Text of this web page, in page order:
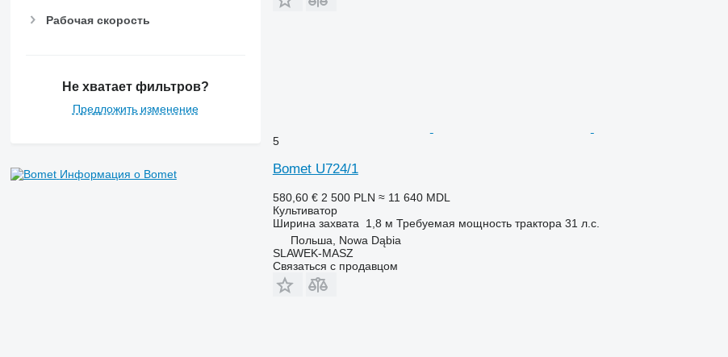
Рабочая скорость
Не хватает фильтров?
Предложить изменение
Информация о Bomet
5
Bomet U724/1
580,60 € 2 500 PLN ≈ 11 640 MDL
Культиватор
Ширина захвата
1,8 м Требуемая мощность трактора 31 л.с.
Польша, Nowa Dąbia
SLAWEK-MASZ
Связаться с продавцом